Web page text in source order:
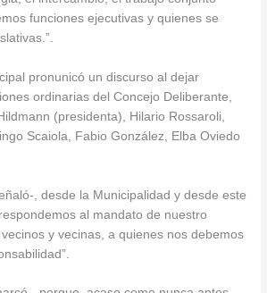
funciones ejecutivas y quienes se
pronunicó un discurso al dejar
ordinarias del Concejo Deliberante,
(presidenta), Hilario Rossaroli,
Scaiola, Fabio González, Elba Oviedo
, desde la Municipalidad y desde este
al mandato de nuestro
y vecinas, a quienes nos debemos